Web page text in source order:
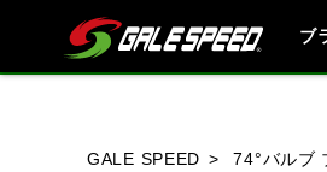
ブ
GALE SPEED 74°バルブ